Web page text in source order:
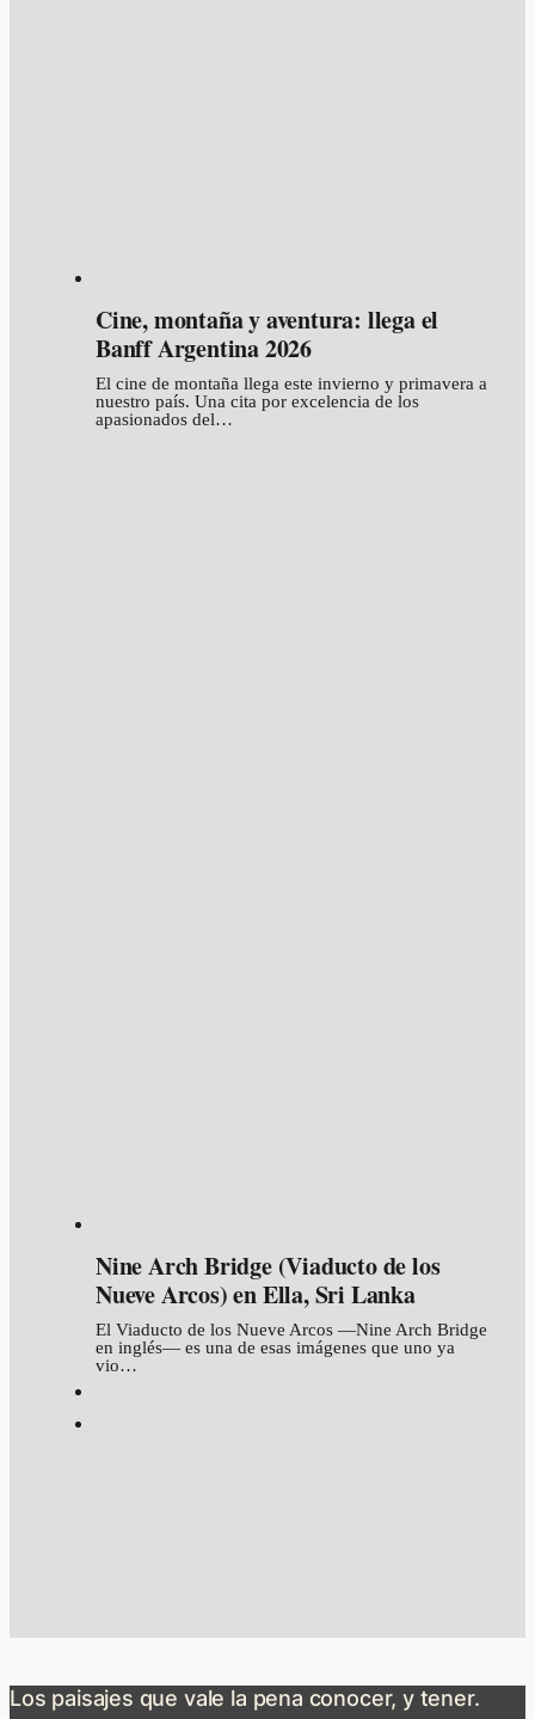
Cine, montaña y aventura: llega el
Banff Argentina 2026
El cine de montaña llega este invierno y primavera a
nuestro país. Una cita por excelencia de los
apasionados del…
Nine Arch Bridge (Viaducto de los
Nueve Arcos) en Ella, Sri Lanka
El Viaducto de los Nueve Arcos —Nine Arch Bridge
en inglés— es una de esas imágenes que uno ya
vio…
Los paisajes que vale la pena conocer, y tener.